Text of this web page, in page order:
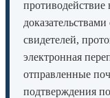
свидетелей,
электронная
отправленные
подтверждения